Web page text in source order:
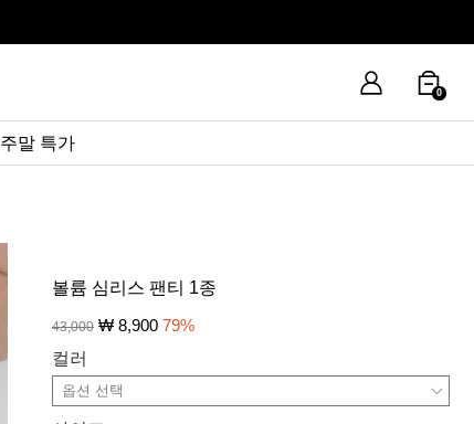
0
주말 특가
볼륨 심리스 팬티 1종
43,000 ₩ 8,900 79%
컬러